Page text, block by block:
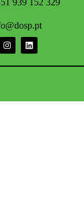
939 152 329